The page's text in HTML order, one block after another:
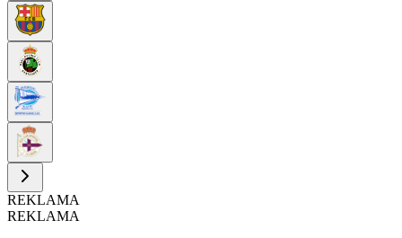
REKLAMA
REKLAMA